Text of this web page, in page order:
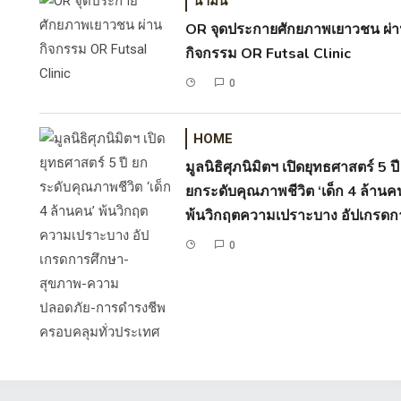
มิตฯ เปิดยุทธศาสตร์ 5 ปี ยกระดับคุณภาพชี
นคน’ พ้นวิกฤตความเปราะบาง อัปเกรดการ
ามปลอดภัย-การดำรงชีพ ครอบคลุมทั่วประ
ประเทศไทย (World Vision Foundation o…
OR จุดประกายศักยภาพเยาวชน ผ่
กิจกรรม OR Futsal Clinic
0
HOME
มูลนิธิศุภนิมิตฯ เปิดยุทธศาสตร์ 5 ปี
ยกระดับคุณภาพชีวิต ‘เด็ก 4 ล้านค
พ้นวิกฤตความเปราะบาง อัปเกรด
ศึกษา-สุขภาพ-ความปลอดภัย-การ
0